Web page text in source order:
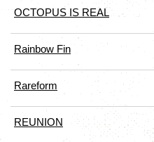
OCTOPUS IS REAL
Rainbow Fin
Rareform
REUNION